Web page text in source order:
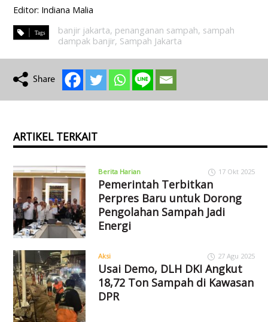
Editor: Indiana Malia
banjir jakarta, penanganan sampah, sampah
dampak banjir, Sampah Jakarta
ARTIKEL TERKAIT
Berita Harian 17 Okt 2025
Pemerintah Terbitkan
Perpres Baru untuk Dorong
Pengolahan Sampah Jadi
Energi
Aksi 27 Agu 2025
Usai Demo, DLH DKI Angkut
18,72 Ton Sampah di Kawasan
DPR